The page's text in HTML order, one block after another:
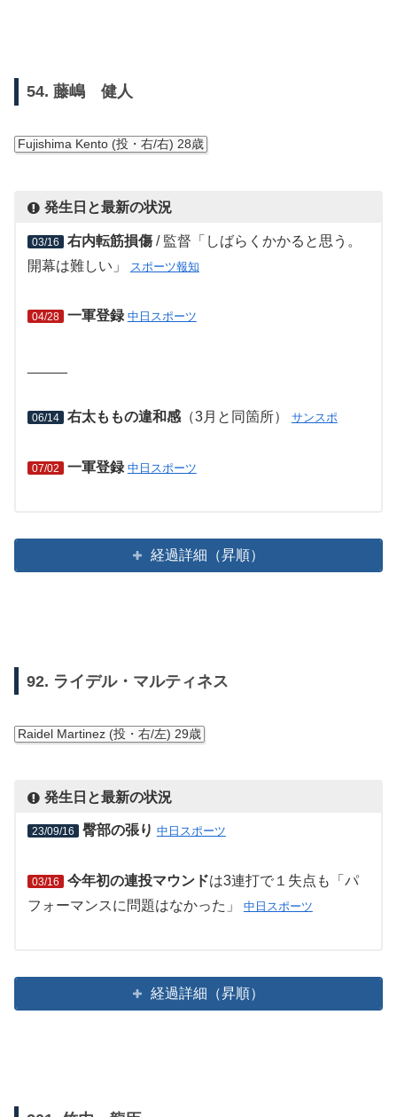
54. 藤嶋 健人
Fujishima Kento (投・右/右) 28歳
発生日と最新の状況
03/16 右内転筋損傷/ 監督「しばらくかかると思う。
開幕は難しい」
スポーツ報知
04/28 一軍登録 中日スポーツ
06/14 右太ももの違和感（3月と同箇所） サンスポ
07/02 一軍登録 中日スポーツ
経過詳細（昇順）
92. ライデル・マルティネス
Raidel Martinez (投・右/左) 29歳
発生日と最新の状況
23/09/16 臀部の張り 中日スポーツ
03/16 今年初の連投マウンドは3連打で１失点も「パ
フォーマンスに問題はなかった」 中日スポーツ
経過詳細（昇順）